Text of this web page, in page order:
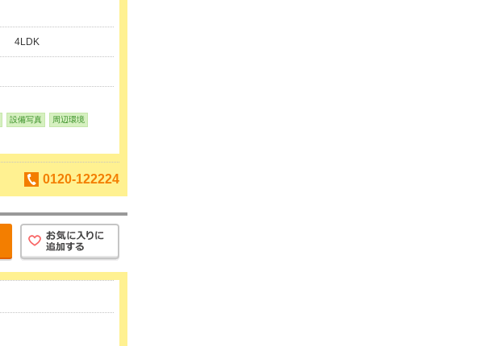
4LDK
設備写真 周辺環境
0120-122224